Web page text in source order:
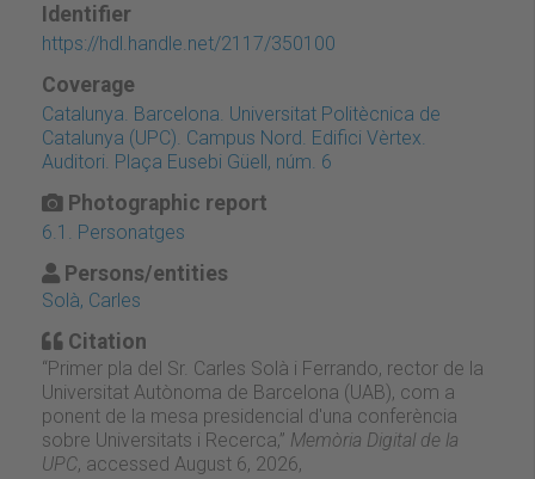
Identifier
https://hdl.handle.net/2117/350100
Coverage
Catalunya. Barcelona. Universitat Politècnica de
Catalunya (UPC). Campus Nord. Edifici Vèrtex.
Auditori. Plaça Eusebi Güell, núm. 6
Photographic report
6.1. Personatges
Persons/entities
Solà, Carles
Citation
“Primer pla del Sr. Carles Solà i Ferrando, rector de la
Universitat Autònoma de Barcelona (UAB), com a
ponent de la mesa presidencial d'una conferència
sobre Universitats i Recerca,” Memòria Digital de la
UPC, accessed August 6, 2026,